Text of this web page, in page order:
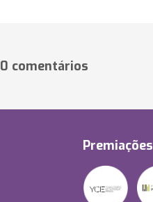
0 comentários
Premiações